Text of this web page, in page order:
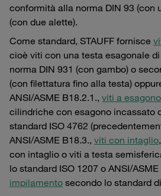
conformità alla norma DIN 93 (con
(con due alette).
Come standard, STAUFF fornisce
cioè viti con una testa esagonale
norma DIN 931 (con gambo) o
(con filettatura fino alla testa)
ANSI/ASME B18.2.1., viti a
cilindriche con esagono incassato
standard ISO 4762
ANSI/ASME B18.3., viti con intaglio
con intaglio o viti a testa
lo standard ISO 1207 o ANSI/
impilamento secondo lo standard